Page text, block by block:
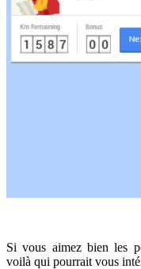
Si vous aimez bien les
voilà qui pourrait vous